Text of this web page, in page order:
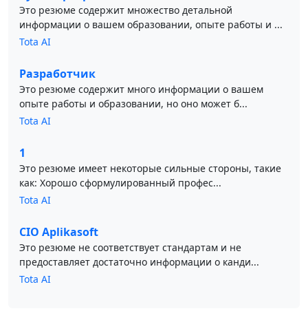
Это резюме содержит множество детальной
информации о вашем образовании, опыте работы и ...
Tota AI
Разработчик
Это резюме содержит много информации о вашем
опыте работы и образовании, но оно может б...
Tota AI
1
Это резюме имеет некоторые сильные стороны, такие
как: Хорошо сформулированный профес...
Tota AI
CIO Aplikasoft
Это резюме не соответствует стандартам и не
предоставляет достаточно информации о канди...
Tota AI